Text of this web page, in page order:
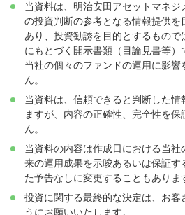
当資料は、明治安田アセットマネジ
の投資判断の参考となる情報提供
あり、投資勧誘を目的とするもので
にもとづく開示書類（目論見書等
当社の個々のファンドの運用に影
ん。
当資料は、信頼できると判断した
ますが、内容の正確性、完全性を
ん。
当資料の内容は作成日における当
来の運用成果を示唆あるいは保証す
た予告なしに変更することもありま
投資に関する最終的な決定は、お客
うにお願いいたします。